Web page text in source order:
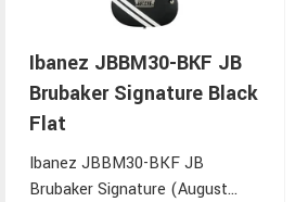
Ibanez JBBM30-BKF JB
Brubaker Signature Black
Flat
Ibanez JBBM30-BKF JB
Brubaker Signature (August